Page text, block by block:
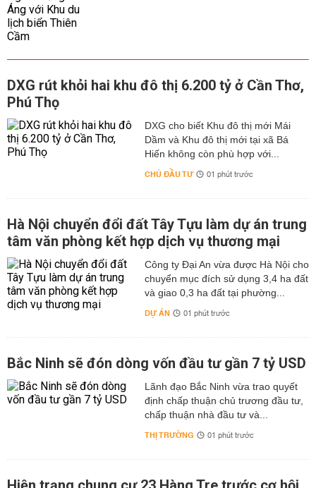
DXG rút khỏi hai khu đô thị 6.200 tỷ ở Cần Thơ,
Phú Thọ
DXG cho biết Khu đô thị mới Mái
Dầm và Khu đô thị mới tại xã Bá
Hiến không còn phù hợp với...
CHỦ ĐẦU TƯ 01 phút trước
Hà Nội chuyển đổi đất Tây Tựu làm dự án trung
tâm văn phòng kết hợp dịch vụ thương mại
Công ty Đại An vừa được Hà Nội cho
chuyển mục đích sử dụng 3,4 ha đất
và giao 0,3 ha đất tại phường...
DỰ ÁN 01 phút trước
Bắc Ninh sẽ đón dòng vốn đầu tư gần 7 tỷ USD
Lãnh đạo Bắc Ninh vừa trao quyết
định chấp thuận chủ trương đầu tư,
chấp thuận nhà đầu tư và...
THỊ TRƯỜNG 01 phút trước